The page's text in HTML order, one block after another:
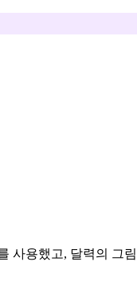
사용했고, 달력의 그